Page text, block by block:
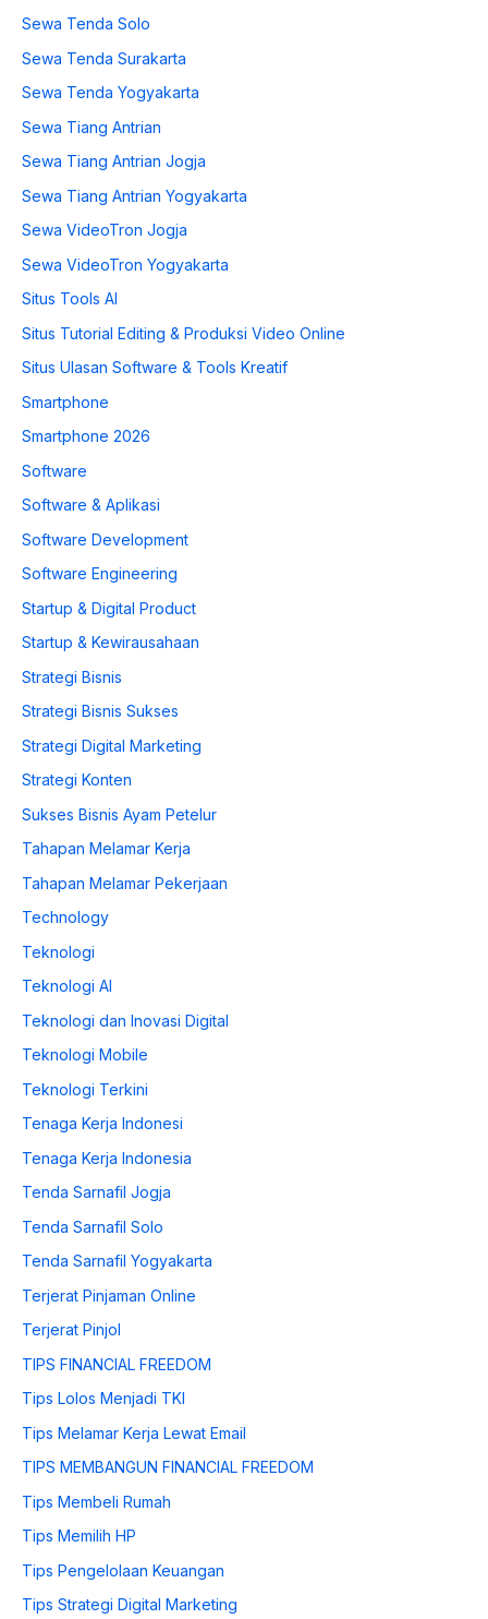
Sewa Tenda Solo
Sewa Tenda Surakarta
Sewa Tenda Yogyakarta
Sewa Tiang Antrian
Sewa Tiang Antrian Jogja
Sewa Tiang Antrian Yogyakarta
Sewa VideoTron Jogja
Sewa VideoTron Yogyakarta
Situs Tools AI
Situs Tutorial Editing & Produksi Video Online
Situs Ulasan Software & Tools Kreatif
Smartphone
Smartphone 2026
Software
Software & Aplikasi
Software Development
Software Engineering
Startup & Digital Product
Startup & Kewirausahaan
Strategi Bisnis
Strategi Bisnis Sukses
Strategi Digital Marketing
Strategi Konten
Sukses Bisnis Ayam Petelur
Tahapan Melamar Kerja
Tahapan Melamar Pekerjaan
Technology
Teknologi
Teknologi AI
Teknologi dan Inovasi Digital
Teknologi Mobile
Teknologi Terkini
Tenaga Kerja Indonesi
Tenaga Kerja Indonesia
Tenda Sarnafil Jogja
Tenda Sarnafil Solo
Tenda Sarnafil Yogyakarta
Terjerat Pinjaman Online
Terjerat Pinjol
TIPS FINANCIAL FREEDOM
Tips Lolos Menjadi TKI
Tips Melamar Kerja Lewat Email
TIPS MEMBANGUN FINANCIAL FREEDOM
Tips Membeli Rumah
Tips Memilih HP
Tips Pengelolaan Keuangan
Tips Strategi Digital Marketing